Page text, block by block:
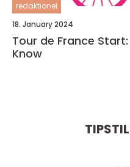
redaktionel
18. January 2024
Tour de France
Know